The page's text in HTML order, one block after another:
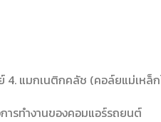
4. แมกเนติกคลัช (คอล์ยแม่เหล็
รทำงานของคอมแอร์รถยนต์